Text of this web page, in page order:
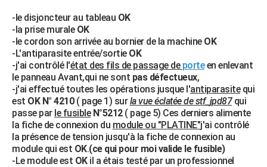
-le disjoncteur au tableau OK
-la prise murale OK
-le cordon son arrivée au bornier de la machineOK
-L'antiparasite entrée/sortie OK
-j'ai contrôlé l'état des fils de passage de porteen enlevant
le panneau Avant,qui ne sont pas défectueux,
-j'ai effectué toutes les opérations jusque l'antiparasitequi
est OK N° 4210( page 1) sur la vue éclatée de stf_jpd87qui
passe par le fusibleN°5212( page 5) Ces derniers alimente
la fiche de connexion du module ou "PLATINE"j'ai contrôlé
la présence de tension jusqu'à la fiche de connexion au
module qui est OK.(ce qui pour moi valide le fusible)
-Le module est OKil a étais testé par un professionnel